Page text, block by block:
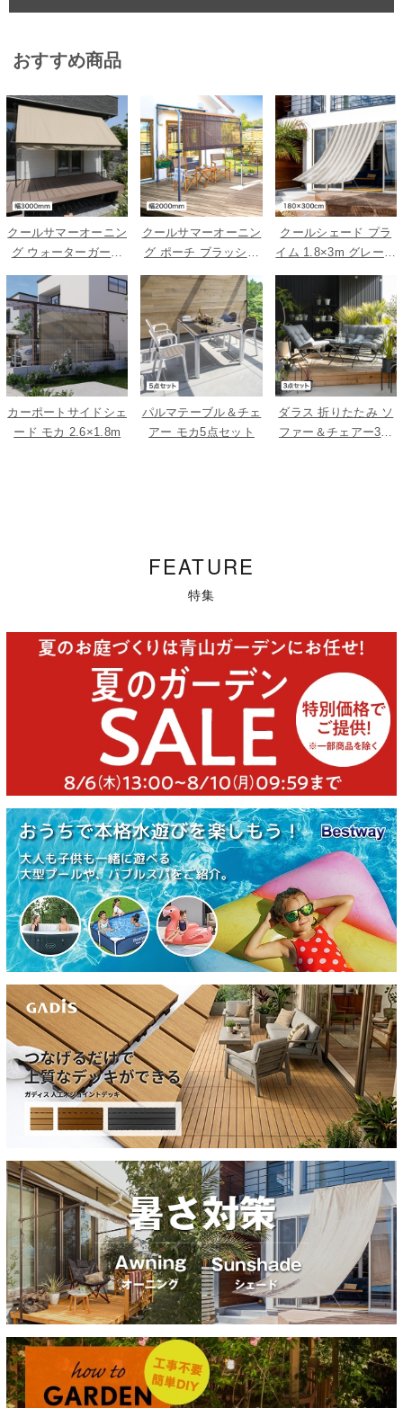
おすすめ商品
クールサマーオーニン
グ ウォーターガード
ベージュ 3000
クールサマーオーニン
グ ポーチ ブラッシュ
ウッド 2000
クールシェード プラ
イム 1.8×3m グレース
トライプ
カーポートサイドシェ
ード モカ 2.6×1.8m
パルマテーブル＆チェ
アー モカ5点セット
ダラス 折りたたみ ソ
ファー＆チェアー3点
FEATURE
特集